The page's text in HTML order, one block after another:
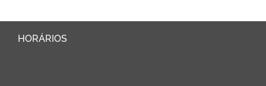
HORÁRIOS